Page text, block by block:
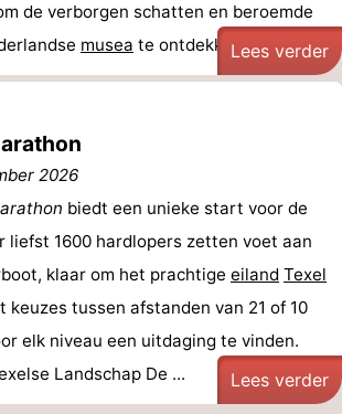
de verborgen schatten en beroemde
musea te ontdekken. Van ...
Lees verder
2026
biedt een unieke start voor de
liefst 1600 hardlopers zetten voet aan
klaar om het prachtige eiland Texel
keuzes tussen afstanden van 21 of 10
elk niveau een uitdaging te vinden.
Landschap De ...
Lees verder